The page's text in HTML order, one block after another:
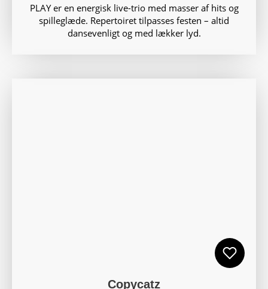
PLAY er en energisk live-trio med masser af hits og
spilleglæde. Repertoiret tilpasses festen – altid
dansevenligt og med lækker lyd.
Copycatz